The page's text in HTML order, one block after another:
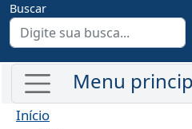
Buscar
Início